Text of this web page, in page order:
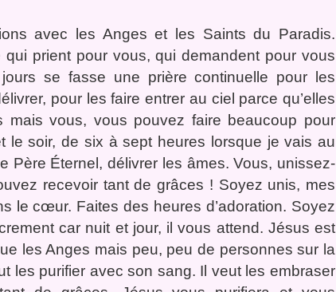
avec les Anges et les Saints du Paradis.
prient pour vous, qui demandent pour vous
se fasse une prière continuelle pour les
pour les faire entrer au ciel parce qu’elles
mais vous, vous pouvez faire beaucoup pour
le soir, de six à sept heures lorsque je vais au
Père Éternel, délivrer les âmes. Vous, unissez-
recevoir tant de grâces ! Soyez unis, mes
le cœur. Faites des heures d’adoration. Soyez
car nuit et jour, il vous attend. Jésus est
les Anges mais peu, peu de personnes sur la
les purifier avec son sang. Il veut les embraser